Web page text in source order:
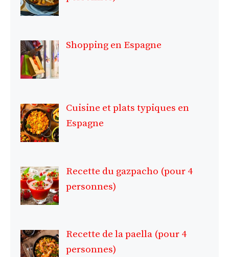
Shopping en Espagne
Cuisine et plats typiques en
Espagne
Recette du gazpacho (pour 4
personnes)
Recette de la paella (pour 4
personnes)